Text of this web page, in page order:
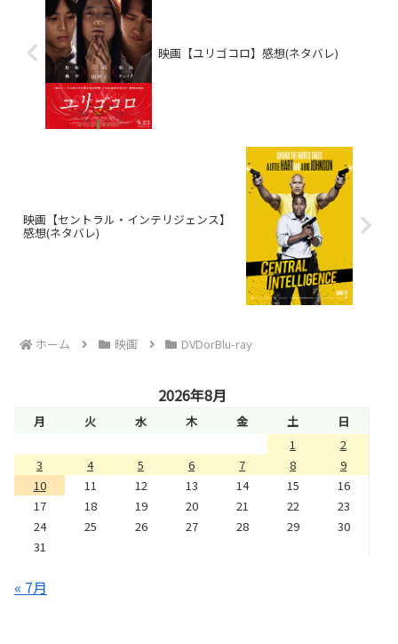
映画【ユリゴコロ】感想(ネタバレ)
映画【セントラル・インテリジェンス】
感想(ネタバレ)
ホーム 映画 DVDorBlu-ray
2026年8月
月 火 水 木 金 土
日
1
2
3
4 5 6 7 8
9
10
11 12 13 14 15
16
17
18 19 20 21 22
23
24
25 26 27 28 29
30
31
« 7月